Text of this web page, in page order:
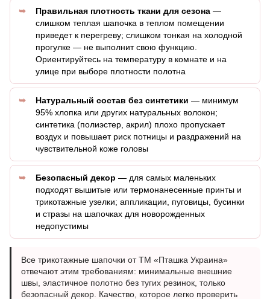
Правильная плотность ткани для сезона —
слишком теплая шапочка в теплом помещении
приведет к перегреву; слишком тонкая на холодной
прогулке — не выполнит свою функцию.
Ориентируйтесь на температуру в комнате и на
улице при выборе плотности полотна
Натуральный состав без синтетики — минимум
95% хлопка или других натуральных волокон;
синтетика (полиэстер, акрил) плохо пропускает
воздух и повышает риск потницы и раздражений на
чувствительной коже головы
Безопасный декор — для самых маленьких
подходят вышитые или термонанесенные принты и
трикотажные узелки; аппликации, пуговицы, бусинки
и стразы на шапочках для новорожденных
недопустимы
Все трикотажные шапочки от ТМ «Пташка Украина»
отвечают этим требованиям: минимальные внешние
швы, эластичное полотно без тугих резинок, только
безопасный декор. Качество, которое легко проверить